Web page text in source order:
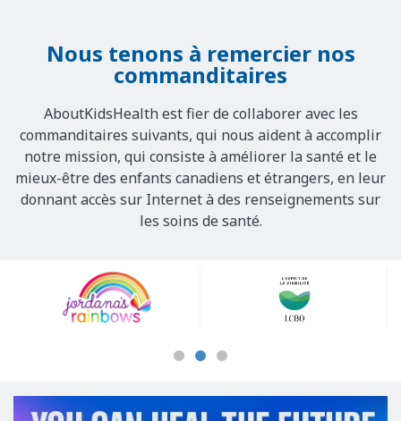
Nous tenons à remercier nos
commanditaires
AboutKidsHealth est fier de collaborer avec les
commanditaires suivants, qui nous aident à accomplir
notre mission, qui consiste à améliorer la santé et le
mieux-être des enfants canadiens et étrangers, en leur
donnant accès sur Internet à des renseignements sur
les soins de santé.
Sponsors